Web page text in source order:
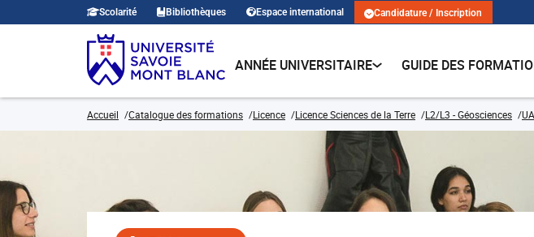
Scolarité Bibliothèques Espace international Candidature / Inscription
ANNÉE UNIVERSITAIRE GUIDE DES
Accueil Catalogue des formations Licence Licence Sciences de la Terre L2/L3 - Géosciences